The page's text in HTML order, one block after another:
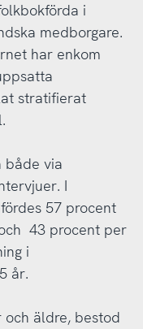
i
medborgare.
har enkom
stratifierat
både via
I
57 procent
43 procent per
i
år.
äldre, bestod